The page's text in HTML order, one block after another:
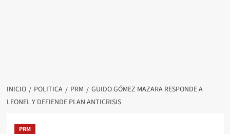
INICIO POLITICA PRM
GUIDO GÓMEZ MAZARA RESPONDE A
LEONEL Y DEFIENDE PLAN ANTICRISIS
PRM